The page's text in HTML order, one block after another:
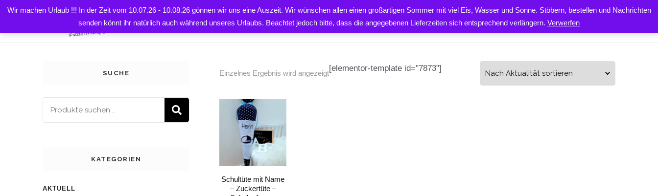
Wir machen Urlaub !!! In der Zeit vom 10.07.26 - 10.08.26 gönnen wir uns eine Auszeit. Wir wünschen allen einen großartigen Sommer mit viel Eis, Wasser und Sonne. Stöbern, bestellen und Nachrichten
senden könnt ihr natürlich auch während unseres Urlaubs. Beachtet jedoch bitte, dass die angegebenen Lieferzeiten sich entsprechend verlängern. Verwerfen
HOME PRODUKTE ÜBER UNS KONTAKT
[elementor-template id="7873"]
Einzelnes Ergebnis wird angezeigt
Schultüte mit Name
– Zuckertüte –
SUCHE
KATEGORIEN
AKTUELL